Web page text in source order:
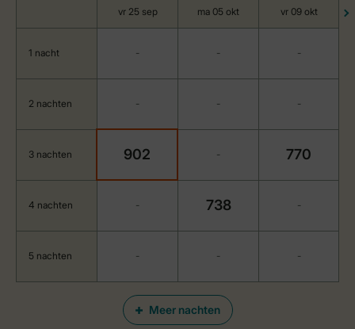
Meer nachten
vr 25 sep ma 05 okt vr 09 okt
1 nacht - - -
2 nachten - - -
3 nachten 902 - 770
4 nachten - 738 -
5 nachten - - -